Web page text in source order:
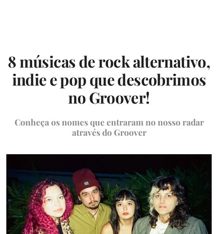
8 músicas de rock alternativo,
indie e pop que descobrimos
no Groover!
Conheça os nomes que entraram no nosso radar
através do Groover